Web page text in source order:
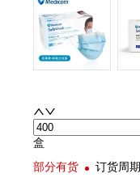
盒
部分有货
订货周期